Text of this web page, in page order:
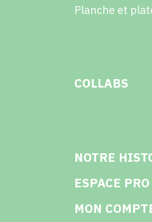
Planche et
COLLABS
NOTRE
ESPACE PRO
MON